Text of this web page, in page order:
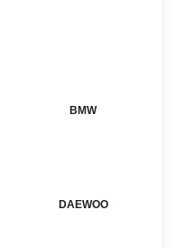
BMW
DAEWOO